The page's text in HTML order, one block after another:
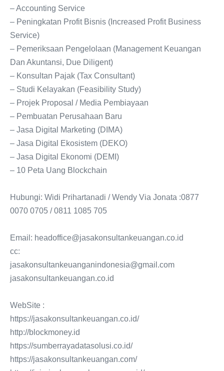
– Accounting Service
– Peningkatan Profit Bisnis (Increased Profit Business
Service)
– Pemeriksaan Pengelolaan (Management Keuangan
Dan Akuntansi, Due Diligent)
– Konsultan Pajak (Tax Consultant)
– Studi Kelayakan (Feasibility Study)
– Projek Proposal / Media Pembiayaan
– Pembuatan Perusahaan Baru
– Jasa Digital Marketing (DIMA)
– Jasa Digital Ekosistem (DEKO)
– Jasa Digital Ekonomi (DEMI)
– 10 Peta Uang Blockchain
Hubungi: Widi Prihartanadi / Wendy Via Jonata :0877
0070 0705 / 0811 1085 705
Email: headoffice@jasakonsultankeuangan.co.id
cc:
jasakonsultankeuanganindonesia@gmail.com
jasakonsultankeuangan.co.id
WebSite :
https://jasakonsultankeuangan.co.id/
http://blockmoney.id
https://sumberrayadatasolusi.co.id/
https://jasakonsultankeuangan.com/